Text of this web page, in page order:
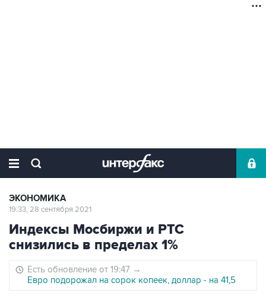
ЭКОНОМИКА
19:33, 28 сентября 2021
Индексы Мосбиржи и РТС
снизились в пределах 1%
Есть обновление от 19:47 →
Евро подорожал на сорок копеек, доллар - на 41,5